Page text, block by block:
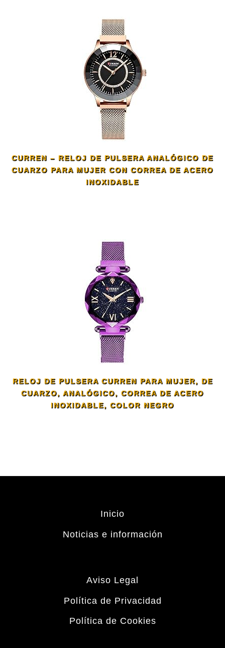
CURREN – RELOJ DE PULSERA ANALÓGICO DE
CUARZO PARA MUJER CON CORREA DE ACERO
INOXIDABLE
RELOJ DE PULSERA CURREN PARA MUJER, DE
CUARZO, ANALÓGICO, CORREA DE ACERO
INOXIDABLE, COLOR NEGRO
Inicio
Noticias e información
Aviso Legal
Política de Privacidad
Política de Cookies